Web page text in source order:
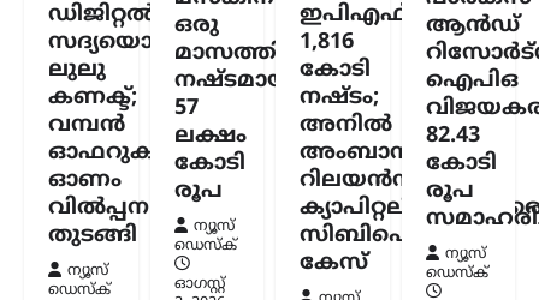
വിശദീകരണം
ന്യൂസ് ഡെസ്ക്
ഓഗസ്റ്റ്‌ 7, 2026
അയോധ്യ രാമക്ഷേത്രത്തിനായി ലഭിച്ച
3,300 കോടി രൂപയുടെ സംഭാവനകളുടെ
വിനിയോഗത്തിൽ യാതൊരു ക്രമക്കേടും
നടന്നിട്ടില്ലെന്ന് സർക്കാർ വൃത്തങ്ങൾ
വ്യക്തമാക്കി. സംഭാവന തുകയുടെ
ഉപയോഗവുമായി ബന്ധപ്പെട്ട് ഉയർന്ന
ആരോപണങ്ങൾ…
ഡിജിറ്റൽ
സദ്യയൊരുക്കി
ലുലു
കണക്ട്;
വമ്പൻ
ഓഫറുകളുമായി
ഓണം
വിൽപ്പന
തുടങ്ങി
ന്യൂസ്
ഡെസ്ക്
ഒരു
മാസത്തിനുള്ളിൽ
നഷ്ടമായത്
57
ലക്ഷം
കോടി
രൂപ
ന്യൂസ്
ഡെസ്ക്
ഓഗസ്റ്റ്‌
ഇപിഎഫ്ഒയ്ക്ക്
1,816
കോടി
നഷ്ടം;
അനിൽ
അംബാനിക്കും
റിലയൻസ്
സിബിഐ
കേസ്
ആൻഡ്
ഐപിഒ
82.43
കോടി
രൂപ
ന്യൂസ്
ഡെസ്ക്